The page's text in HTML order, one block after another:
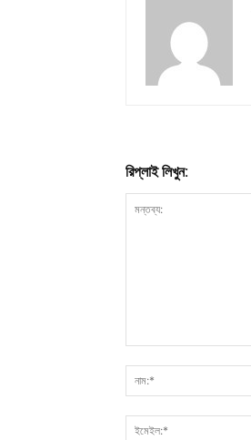
রিপ্লাই লিখুন: